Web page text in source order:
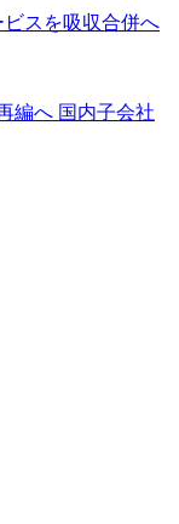
スを吸収合併へ
編へ 国内子会社